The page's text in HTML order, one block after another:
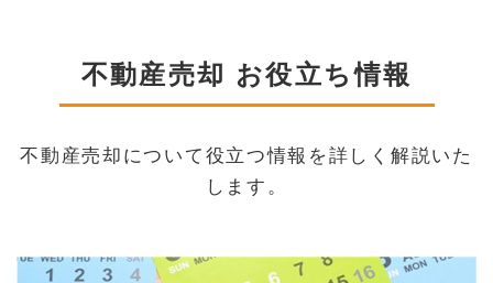
不動産売却 お役立ち情報
不動産売却について役立つ情報を詳しく解説いた
します。